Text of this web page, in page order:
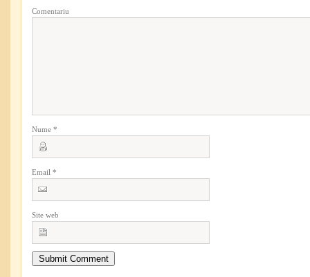
Comentariu
Nume *
Email *
Site web